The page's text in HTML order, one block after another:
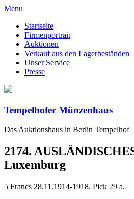
Menu
Startseite
Firmenportrait
Auktionen
Verkauf aus den Lagerbeständen
Unser Service
Presse
Tempelhofer Münzenhaus
Das Auktionshaus in Berlin Tempelhof
2174.
Luxemburg
5 Francs 28.11.1914-1918. Pick 29 a.